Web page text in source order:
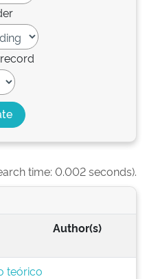
time: 0.002 seconds).
Author(s)
teórico